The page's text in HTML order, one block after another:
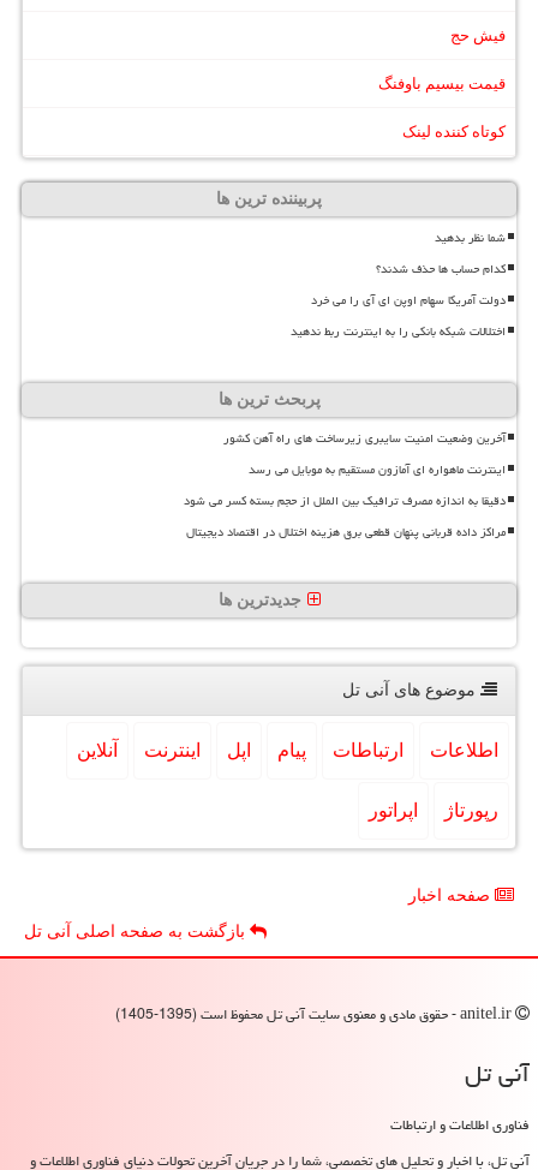
فیش حج
قیمت بیسیم باوفنگ
کوتاه کننده لینک
پربیننده ترین ها
شما نظر بدهید
کدام حساب ها حذف شدند؟
دولت آمریکا سهام اوپن ای آی را می خرد
اختلالات شبکه بانکی را به اینترنت ربط ندهید
پربحث ترین ها
آخرین وضعیت امنیت سایبری زیرساخت های راه آهن کشور
اینترنت ماهواره ای آمازون مستقیم به موبایل می رسد
دقیقا به اندازه مصرف ترافیک بین الملل از حجم بسته کسر می شود
مراکز داده قربانی پنهان قطعی برق هزینه اختلال در اقتصاد دیجیتال
جدیدترین ها
موضوع های آنی تل
اطلاعات ارتباطات پیام اپل اینترنت آنلاین
رپورتاژ اپراتور
صفحه اخبار
بازگشت به صفحه اصلی آنی تل
آنی تل
فناوری اطلاعات و ارتباطات
آنی تل، با اخبار و تحلیل های تخصصی، شما را در جریان آخرین تحولات دنیای فناوری اطلاعات و